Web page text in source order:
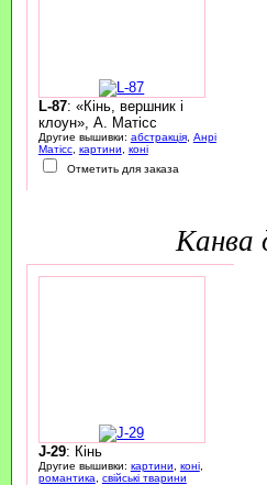
L-87: «Кінь, вершник і
клоун», А. Матісс
Другие вышивки: абстракція, Анрі
Матісс, картини
коні
Отметить для заказа
J-29: Кінь
Другие вышивки: картини коні,
романтика
свійські тварини